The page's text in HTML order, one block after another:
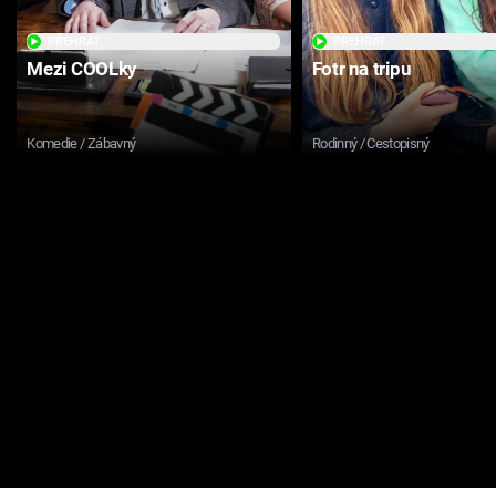
Mezi COOLky
Komedie / Zábavný
Fotr na tripu
Rodinný / Cestopisný